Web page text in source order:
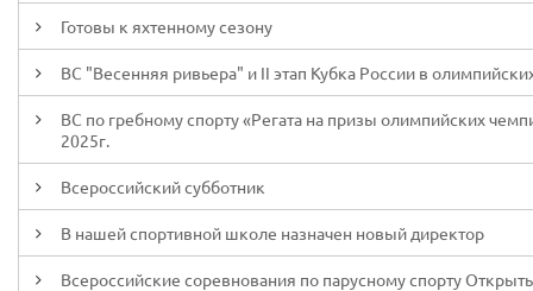
Готовы к яхтенному сезону
ВС "Весенняя ривьера" и II этап Кубка России в
ВС по гребному спорту «Регата на призы олимпийских
2025г.
Всероссийский субботник
В нашей спортивной школе назначен новый директор
Всероссийские соревнования по парусному спорту